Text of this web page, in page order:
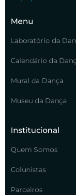
Menu
Laboratório da
Calendário da
Mural da Dança
Museu da Dança
Institucional
Quem Somos
Colunistas
Parceiros